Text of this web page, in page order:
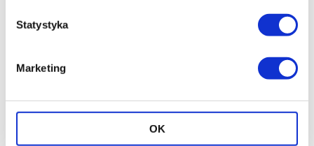
Statystyka
Marketing
OK